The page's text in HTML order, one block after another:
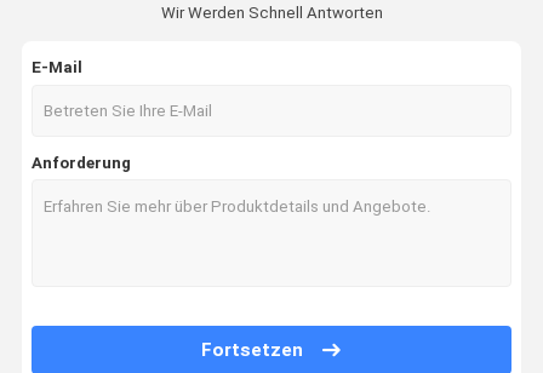
Wir Werden Schnell Antworten
E-Mail
Anforderung
Fortsetzen